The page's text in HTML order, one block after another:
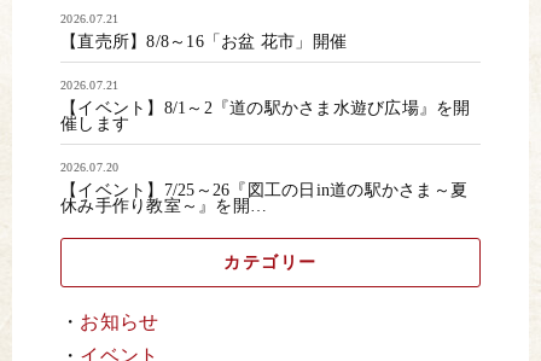
2026.07.21
【直売所】8/8～16「お盆 花市」開催
2026.07.21
【イベント】8/1～2『道の駅かさま水遊び広場』を開
催します
2026.07.20
【イベント】7/25～26『図工の日in道の駅かさま～夏
休み手作り教室～』を開…
カテゴリー
お知らせ
イベント